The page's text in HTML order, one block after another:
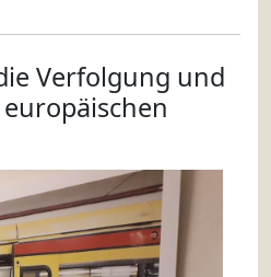
Verfolgung und